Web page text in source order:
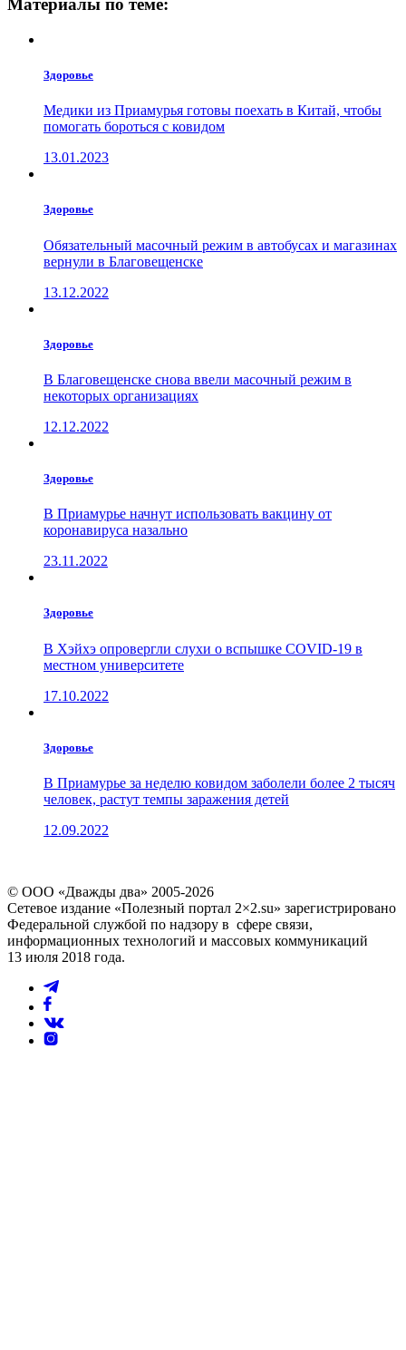
Материалы по теме:
Здоровье
Медики из Приамурья готовы поехать в Китай, чтобы
помогать бороться с ковидом
13.01.2023
Здоровье
Обязательный масочный режим в автобусах и магазинах
вернули в Благовещенске
13.12.2022
Здоровье
В Благовещенске снова ввели масочный режим в
некоторых организациях
12.12.2022
Здоровье
В Приамурье начнут использовать вакцину от
коронавируса назально
23.11.2022
Здоровье
В Хэйхэ опровергли слухи о вспышке COVID-19 в
местном университете
17.10.2022
Здоровье
В Приамурье за неделю ковидом заболели более 2 тысяч
человек, растут темпы заражения детей
12.09.2022
© ООО «Дважды два» 2005-2026
Сетевое издание «Полезный портал 2×2.su» зарегистрировано
Федеральной службой по надзору в сфере связи,
информационных технологий и массовых коммуникаций
13 июля 2018 года.